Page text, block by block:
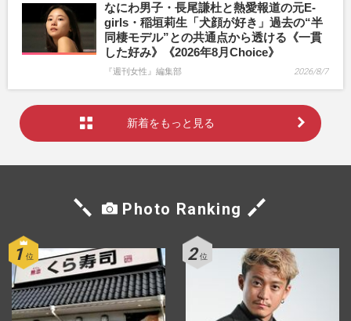
なにわ男子・長尾謙杜と熱愛報道の元E-
girls・稲垣莉生「犬顔が好き」過去の“半
同棲モデル”との共通点から透ける《一貫
した好み》《2026年8月Choice》
『週刊女性』編集部 2026/8/7
新着をもっと見る
Photo Ranking